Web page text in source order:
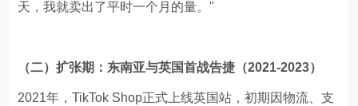
天，我就卖出了平时一个月的量。"
（二）扩张期：东南亚与英国首战告捷（2021-2023）
2021年，TikTok Shop正式上线英国站，初期因物流、支